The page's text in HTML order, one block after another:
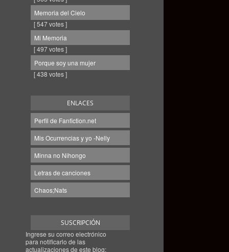
Memoria del Cielo
[ 547 votes ]
Mi Memoria
[ 497 votes ]
Porque soy una mujer
[ 438 votes ]
ENLACES
Perfil de Fanfiction.net
Mis Ocurrencias y yo -Nelly
Minna no Nihongo
Letras de canciones
Chaos;Nats
SUSCRIPCIÓN
Ingrese su correo electrónico
para notificarlo de las
actualizaciones de este blog: